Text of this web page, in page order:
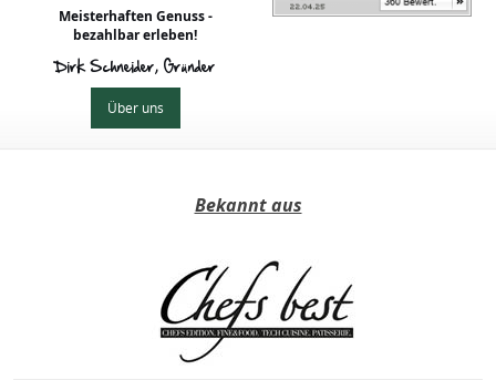
Meisterhaften Genuss -
bezahlbar erleben!
Dirk Schneider, Gründer
Über uns
Bekannt aus